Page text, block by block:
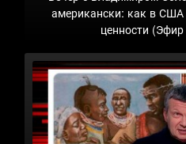
американски: как в
ценности